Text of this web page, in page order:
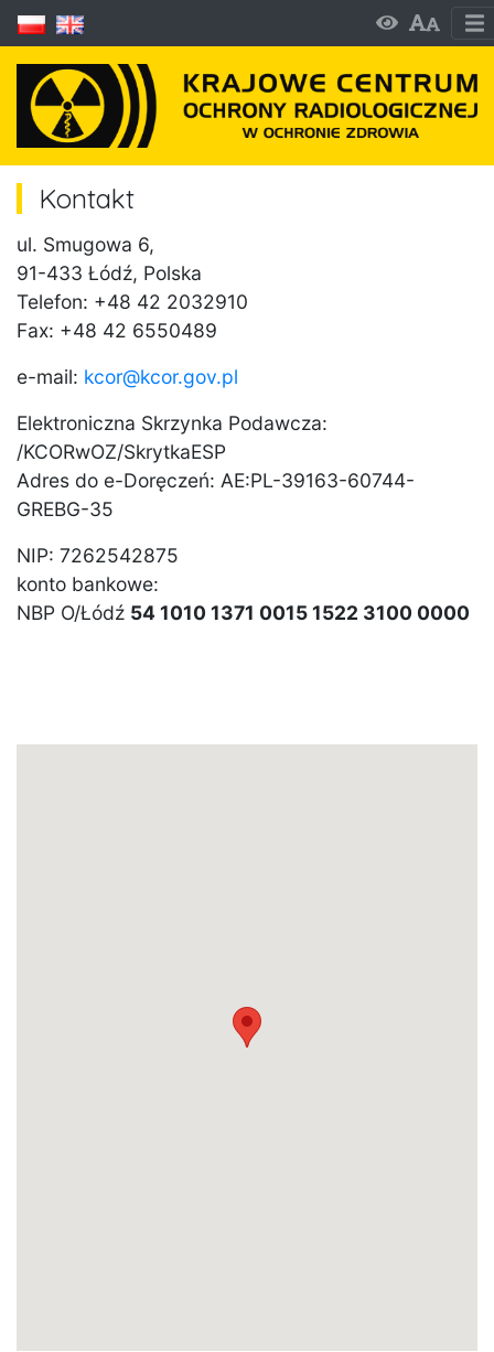
Kontakt
ul. Smugowa 6,
91-433 Łódź, Polska
Telefon: +48 42 2032910
Fax: +48 42 6550489
e-mail: kcor@kcor.gov.pl
Elektroniczna Skrzynka Podawcza:
/KCORwOZ/SkrytkaESP
Adres do e-Doręczeń: AE:PL-39163-60744-
GREBG-35
NIP: 7262542875
konto bankowe:
NBP O/Łódź 54 1010 1371 0015 1522 3100 0000